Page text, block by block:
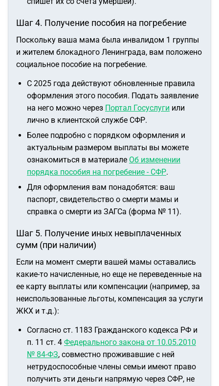
Шаг 4. Получение пособия на погребение
Поскольку ваша мама была инвалидом 1 группы
и жителем блокадного Ленинграда, вам положено
социальное пособие на погребение.
С 2025 года действуют обновленные правила
оформления этого пособия. Подать заявление
на него можно через Портал Госуслуги или
лично в клиентской службе СФР.
Более подробно с порядком оформления и
актуальным размером выплаты вы можете
ознакомиться в материале Об изменении
порядка пособия на погребение - СФР.
Для оформления вам понадобятся: ваш
паспорт, свидетельство о смерти мамы и
справка о смерти из ЗАГСа (форма № 11).
Шаг 5. Получение иных невыплаченных
сумм (при наличии)
Если на момент смерти вашей мамы оставались
какие-то начисленные, но еще не переведенные на
ее карту выплаты или компенсации (например, за
неиспользованные льготы, компенсация за услуги
ЖКХ и т.д.):
Согласно ст. 1183 Гражданского кодекса РФ и
п. 11 ст. 4 Федерального закона от 10.05.2010
№ 84-ФЗ, совместно проживавшие с ней
нетрудоспособные члены семьи имеют право
получить эти деньги напрямую через СФР, не